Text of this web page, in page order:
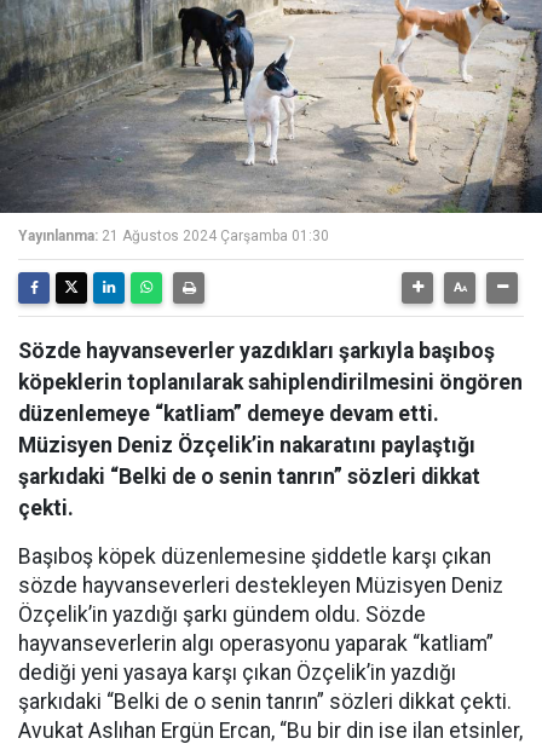
Yayınlanma: 21 Ağustos 2024 Çarşamba 01:30
Sözde hayvanseverler yazdıkları şarkıyla başıboş
köpeklerin toplanılarak sahiplendirilmesini öngören
düzenlemeye “katliam” demeye devam etti.
Müzisyen Deniz Özçelik’in nakaratını paylaştığı
şarkıdaki “Belki de o senin tanrın” sözleri dikkat
çekti.
Başıboş köpek düzenlemesine şiddetle karşı çıkan
sözde hayvanseverleri destekleyen Müzisyen Deniz
Özçelik’in yazdığı şarkı gündem oldu. Sözde
hayvanseverlerin algı operasyonu yaparak “katliam”
dediği yeni yasaya karşı çıkan Özçelik’in yazdığı
şarkıdaki “Belki de o senin tanrın” sözleri dikkat çekti.
Avukat Aslıhan Ergün Ercan, “Bu bir din ise ilan etsinler,